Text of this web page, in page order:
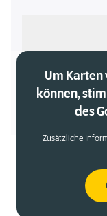
Um Karten
können,
des
Zusätzliche